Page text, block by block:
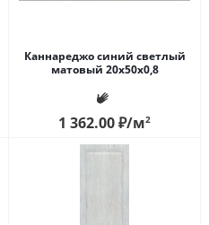
Каннареджо синий светлый
матовый 20x50x0,8
1 362.00₽/м2